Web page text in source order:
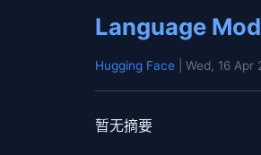
Language
Hugging Face | Wed, 16 Apr
暂无摘要